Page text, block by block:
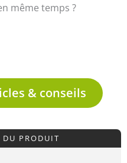
même temps ?
& conseils
PRODUIT